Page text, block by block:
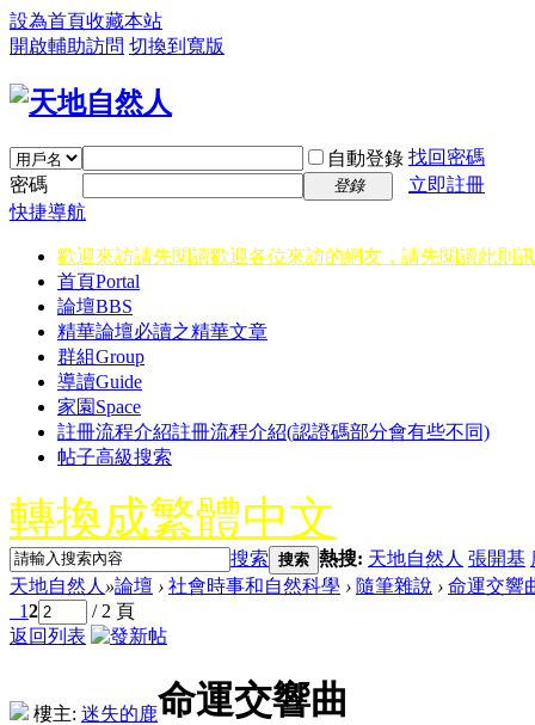
設為首頁收藏本站
開啟輔助訪問 切換到寬版
自動登錄 找回密碼
密碼
登錄
立即註冊
快捷導航
歡迎來訪請先閱讀歡迎各位來訪的網友，請先閱讀此則
首頁Portal
論壇BBS
精華論壇必讀之精華文章
群組Group
導讀Guide
家園 Space
註冊流程介紹註冊流程介紹(認證碼部分會有些不同)
帖子高級搜索
轉換成繁體中文
搜索 搜索 熱搜: 天地自然人 張開基
天地自然人 »論壇 › 社會時事和自然科學 › 隨筆雜說 › 命運交響
12
/ 2 頁
返回列表
樓主: 迷失的鹿命運交響曲